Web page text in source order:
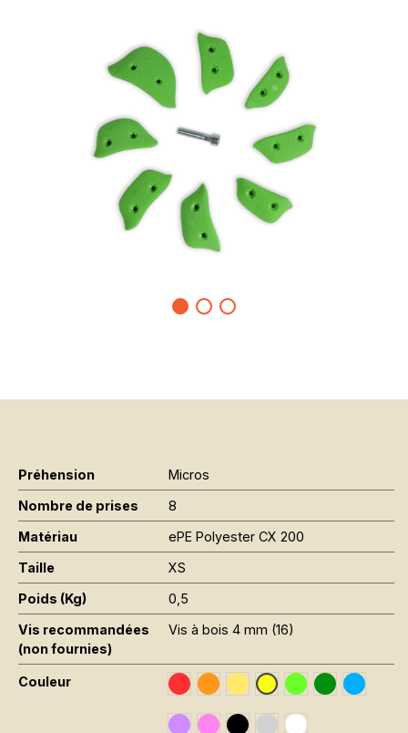
Préhension
Micros
Nombre de prises
8
Matériau
ePE Polyester CX 200
Taille
XS
Poids (Kg)
0,5
Vis recommandées
(non fournies)
Vis à bois 4 mm (16)
Couleur Traffic Red RAL 3020
Orange Fluo RAL 2005
Jaune Pantone 116C
Jaune Fluo RAL 1026
Vert FluoLeaf Green
Sky
Signal Violet RAL 4008
Rose Fluo Pantone 806C
Black RAL 9005
Gris RAL 7001
Traffic White RAL